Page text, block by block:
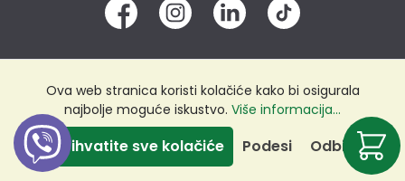
Ova web stranica koristi kolačiće kako bi osigurala
najbolje moguće iskustvo. Više informacija...
Odbij
Podesi
Prihvatite sve kolačiće